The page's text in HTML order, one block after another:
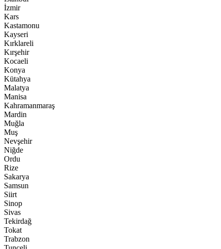
İzmir
Kars
Kastamonu
Kayseri
Kırklareli
Kırşehir
Kocaeli
Konya
Kütahya
Malatya
Manisa
Kahramanmaraş
Mardin
Muğla
Muş
Nevşehir
Niğde
Ordu
Rize
Sakarya
Samsun
Siirt
Sinop
Sivas
Tekirdağ
Tokat
Trabzon